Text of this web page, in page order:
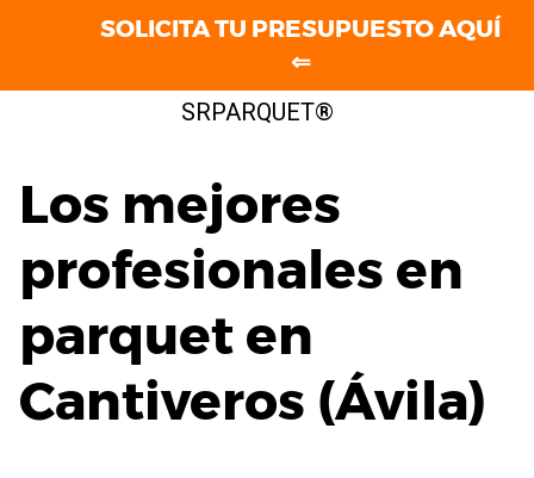
SRPARQUET®
Los mejores
profesionales en
parquet en
Cantiveros (Ávila)
SOLICITA TU PRESUPUESTO AQUÍ
⇐